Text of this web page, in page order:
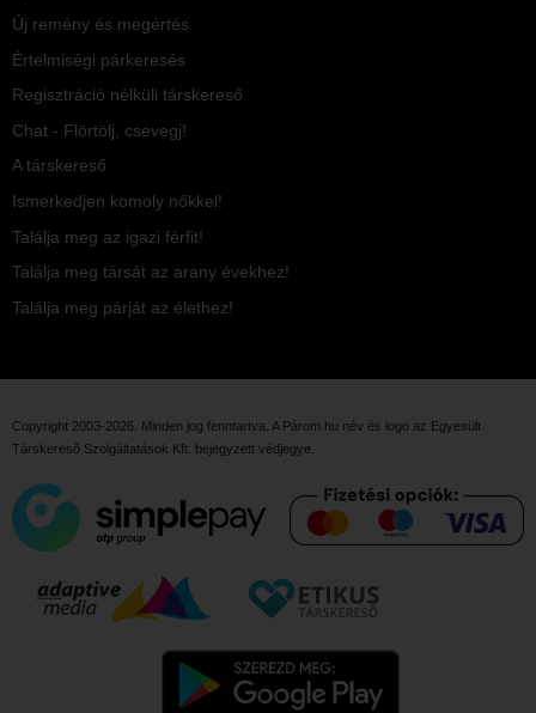
Új remény és megértés
Értelmiségi párkeresés
Regisztráció nélküli társkereső
Chat - Flörtölj, csevegj!
A társkereső
Ismerkedjen komoly nőkkel!
Találja meg az igazi férfit!
Találja meg társát az arany évekhez!
Találja meg párját az élethez!
Copyright 2003-2026. Minden jog fenntartva. A Párom.hu név és logo az Egyesült
Társkereső Szolgáltatások Kft. bejegyzett védjegye.